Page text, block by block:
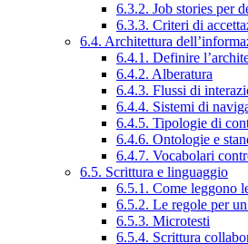
6.3.2. Job stories per
6.3.3. Criteri di
6.4. Architettura
6.4.1. Definire
6.4.2. Alberatura
6.4.3. Flussi di
6.4.4. Sistemi di
6.4.5. Tipologie di
6.4.6. Ontologie e
6.4.7. Vocabolari
6.5. Scrittura e linguaggio
6.5.1. Come leggono
6.5.2. Le regole per
6.5.3. Microtesti
6.5.4. Scrittura